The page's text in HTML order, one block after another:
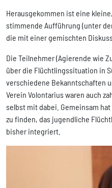
Herausgekommen ist eine
stimmende Aufführung (unter
die mit einer gemischten
Die Teilnehmer (Agierende wie
über die Flüchtlingssituation in
verschiedene Bekanntschaften
Verein Volontarius waren auch
selbst mit dabei. Gemeinsam
zu finden, das jugendliche
bisher integriert.